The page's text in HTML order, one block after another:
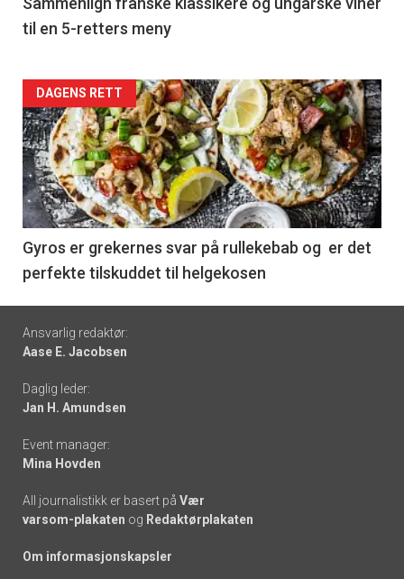
til en 5-retters meny
Forsiden
akkurat
nå
-
6
DAGENS RETT
Gyros er grekernes svar på rullekebab og er det
perfekte tilskuddet til helgekosen
Footer
-
links
Ansvarlig redaktør:
Aase E. Jacobsen
Daglig leder:
Jan H. Amundsen
Event manager:
Mina Hovden
All journalistikk er basert på Vær
varsom-plakaten og Redaktørplakaten
Om informasjonskapsler